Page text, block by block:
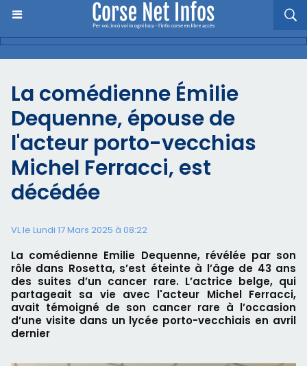
La comédienne Émilie
Dequenne, épouse de
l'acteur porto-vecchias
Michel Ferracci, est
décédée
VL le Lundi 17 Mars 2025 à 08:22
La comédienne Emilie Dequenne, révélée par son
rôle dans Rosetta, s’est éteinte à l’âge de 43 ans
des suites d’un cancer rare. L’actrice belge, qui
partageait sa vie avec l'acteur Michel Ferracci,
avait témoigné de son cancer rare à l’occasion
d’une visite dans un lycée porto-vecchiais en avril
dernier